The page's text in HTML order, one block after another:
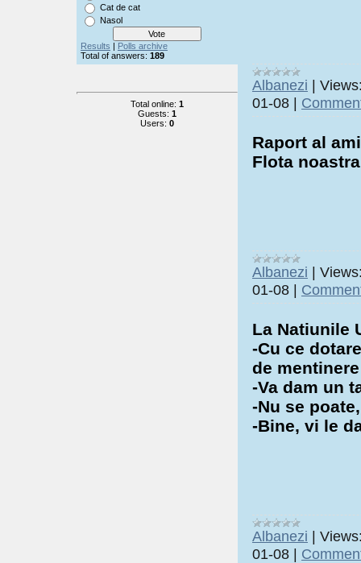
Cat de cat
Nasol
Results | Polls archive
Total of answers: 189
Total online: 1
Guests: 1
Users: 0
Albanezi |
01-08 |
Raport al
Flota
Albanezi |
01-08 |
La Natiunile
-Cu ce
de
-Va dam un
-Nu se
-Bine, vi le
Albanezi |
01-08 |